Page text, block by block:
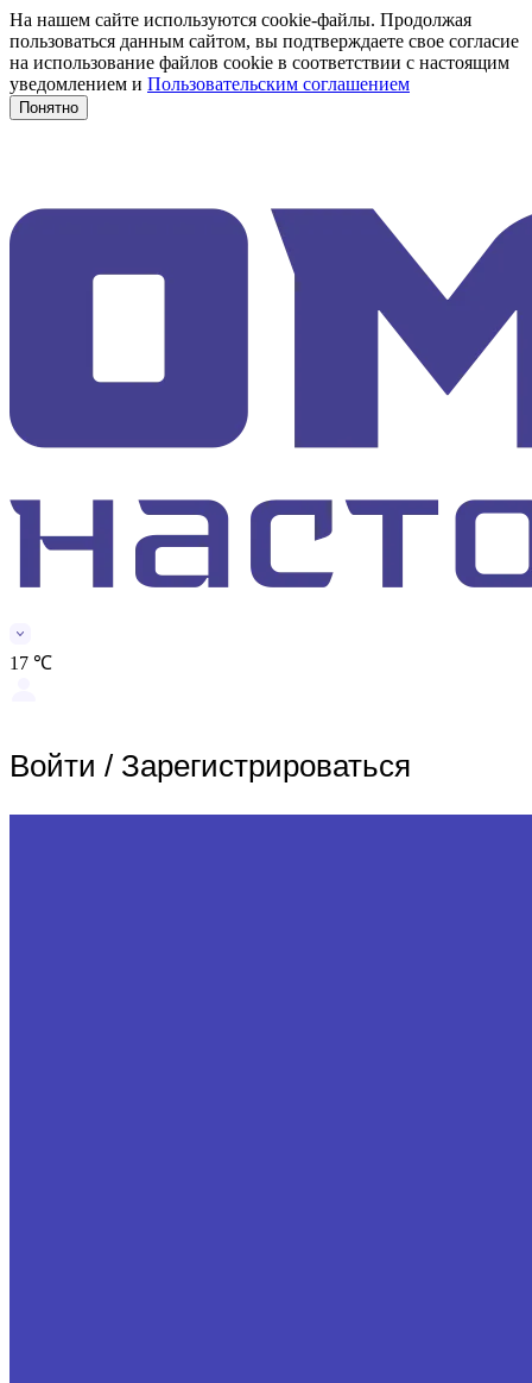
На нашем сайте используются cookie-файлы. Продолжая
пользоваться данным сайтом, вы подтверждаете свое согласие
на использование файлов cookie в соответствии с настоящим
уведомлением и Пользовательским соглашением
Понятно
17 ℃
Войти / Зарегистрироваться